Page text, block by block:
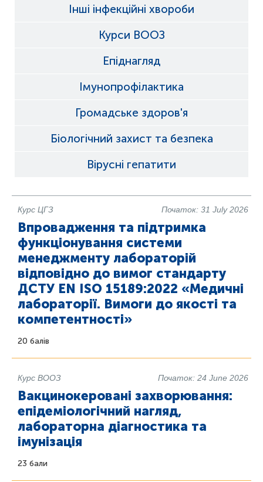
Інші інфекційні хвороби
Курси ВООЗ
Епіднагляд
Імунопрофілактика
Громадське здоров'я
Біологічний захист та безпека
Вірусні гепатити
Курс ЦГЗ Початок: 31 July 2026
Впровадження та підтримка
функціонування системи
менеджменту лабораторій
відповідно до вимог стандарту
ДСТУ EN ISO 15189:2022 «Медичні
лабораторії. Вимоги до якості та
компетентності»
20 балів
Курс ВООЗ Початок: 24 June 2026
Вакцинокеровані захворювання:
епідеміологічний нагляд,
лабораторна діагностика та
імунізація
23 бали